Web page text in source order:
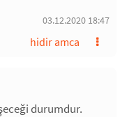
03.12.2020 18:47
hidir amca
durumdur.